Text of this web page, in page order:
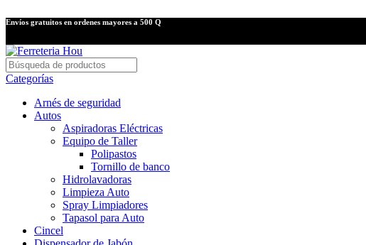
Envíos gratuitos en ordenes mayores a 500 Q
Categorías
Arnés de seguridad
Autos
Aspiradoras Eléctricas
Equipo de Taller
Polipastos
Tornillo de banco
Hidrolavadoras
Limpieza Auto
Spray Limpiadores
Tapasol para Auto
Cincel